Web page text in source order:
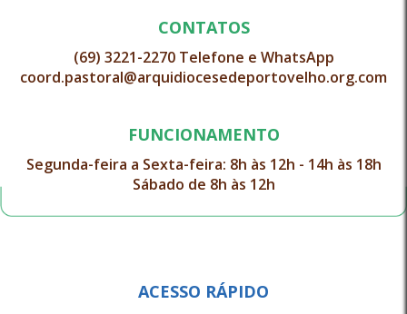
CONTATOS
(69) 3221-2270 Telefone e WhatsApp
coord.pastoral@arquidiocesedeportovelho.org.com
FUNCIONAMENTO
Segunda-feira a Sexta-feira: 8h às 12h - 14h às 18h
Sábado de 8h às 12h
ACESSO RÁPIDO